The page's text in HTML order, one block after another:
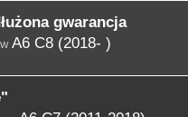
gwarancja
A6 C8 (2018- )